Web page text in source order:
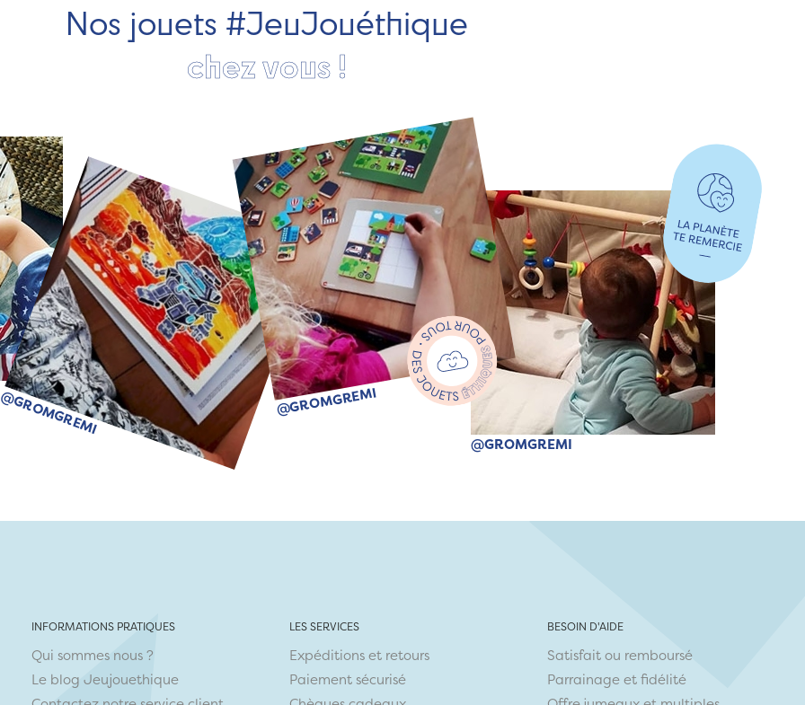
Nos jouets #JeuJouéthique
chez vous !
@GROMGREMI @GROMGREMI
@GROMGREMI
INFORMATIONS PRATIQUES
Qui sommes nous ?
Le blog Jeujouethique
LES SERVICES
Expéditions et retours
Paiement sécurisé
BESOIN D'AIDE
Satisfait ou remboursé
Parrainage et fidélité